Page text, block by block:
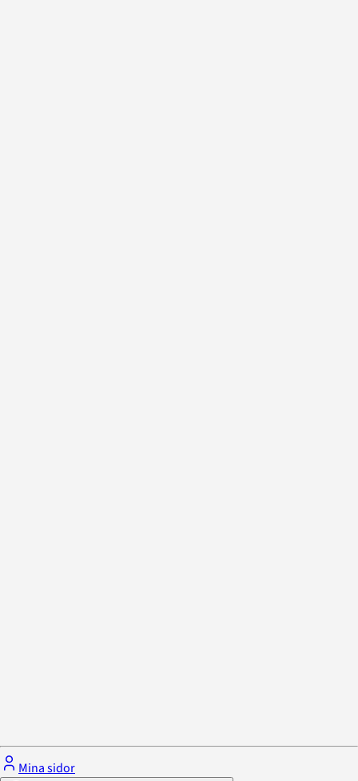
Mina sidor